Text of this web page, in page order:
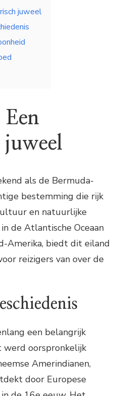
juweel
als de Bermuda-
bestemming die rijk
en natuurlijke
de Atlantische Oceaan
Amerika, biedt dit eiland
reizigers van over de
een belangrijk
oorspronkelijk
Amerindianen,
door Europese